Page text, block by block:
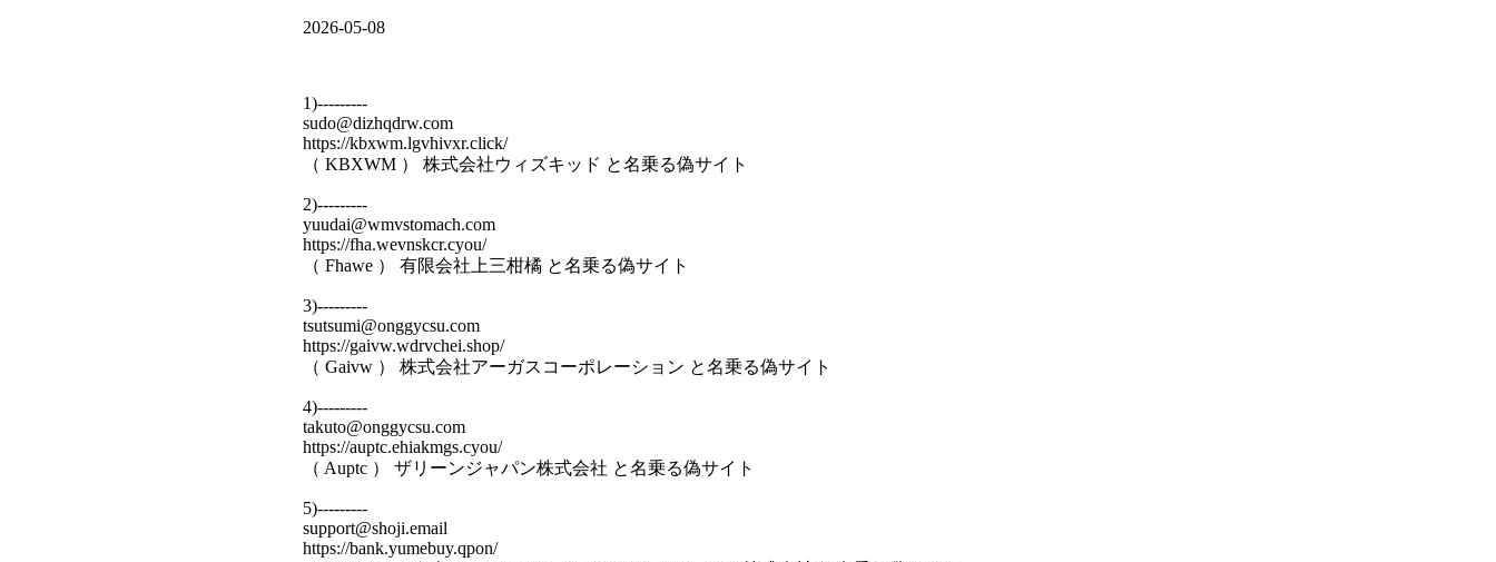
2026-05-08
1)---------
sudo@dizhqdrw.com
https://kbxwm.lgvhivxr.click/
（ KBXWM ） 株式会社ウィズキッド と名乗る偽サイト
2)---------
yuudai@wmvstomach.com
https://fha.wevnskcr.cyou/
（ Fhawe ） 有限会社上三柑橘 と名乗る偽サイト
3)---------
tsutsumi@onggycsu.com
https://gaivw.wdrvchei.shop/
（ Gaivw ） 株式会社アーガスコーポレーション と名乗る偽サイト
4)---------
takuto@onggycsu.com
https://auptc.ehiakmgs.cyou/
（ Auptc ） ザリーンジャパン株式会社 と名乗る偽サイト
5)---------
support@shoji.email
https://bank.yumebuy.qpon/